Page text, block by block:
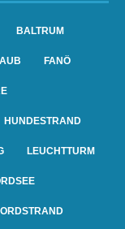
BALTRUM
FANÖ
HUNDESTRAND
LEUCHTTURM